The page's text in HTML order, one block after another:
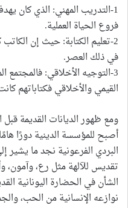
1-التدريب المهني: الذي كان
فروع الحياة العملية.
2-تعليم الكتابة: حيث إن
في ذلك العصر.
3-التوجيه الأخلاقي:
القيمي والأخلاقي فكتاباتهم
ومع ظهور الديانات القديمة قبل
أصبح للمؤسسة الدينية دورًا
البردي الفرعونية نجد ما يشير
تقديس للآلهة مثل رع،
الشأن في الحضارة اليونانية
نوازعه الإنسانية من الحب،